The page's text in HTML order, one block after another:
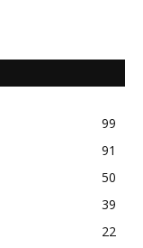
99
91
50
39
22